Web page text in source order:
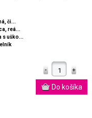
či...
reá...
s uško...